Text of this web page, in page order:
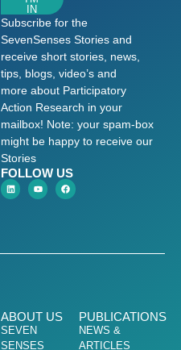
IN
Subscribe for the
SevenSenses Stories and
receive short stories, news,
tips, blogs, video’s and
more about Participatory
Action Research in your
mailbox! Note: your spam-box
might be happy to receive our
Stories
FOLLOW US
ABOUT US
SEVEN
SENSES
PUBLICATIONS
NEWS &
ARTICLES